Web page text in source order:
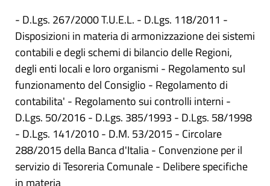
- D.Lgs. 267/2000 T.U.E.L. - D.Lgs. 118/2011 -
Disposizioni in materia di armonizzazione dei sistemi
contabili e degli schemi di bilancio delle Regioni,
degli enti locali e loro organismi - Regolamento sul
funzionamento del Consiglio - Regolamento di
contabilita' - Regolamento sui controlli interni -
D.Lgs. 50/2016 - D.Lgs. 385/1993 - D.Lgs. 58/1998
- D.Lgs. 141/2010 - D.M. 53/2015 - Circolare
288/2015 della Banca d'Italia - Convenzione per il
servizio di Tesoreria Comunale - Delibere specifiche
in materia